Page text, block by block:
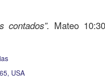
Mateo 10:30
USA